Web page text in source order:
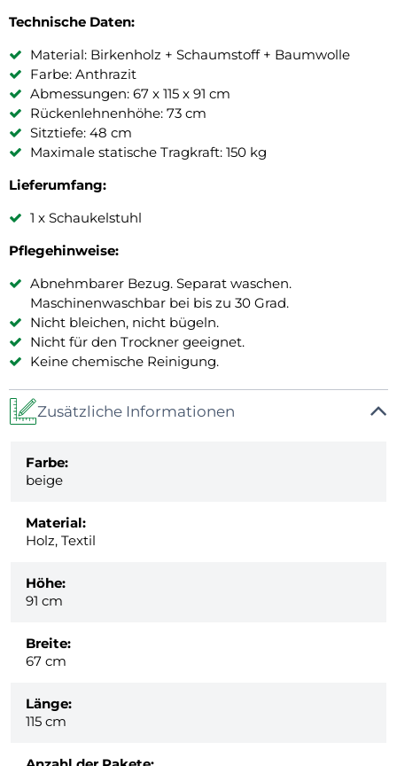
Technische Daten:
Material: Birkenholz + Schaumstoff + Baumwolle
Farbe: Anthrazit
Abmessungen: 67 x 115 x 91 cm
Rückenlehnenhöhe: 73 cm
Sitztiefe: 48 cm
Maximale statische Tragkraft: 150 kg
Lieferumfang:
1 x Schaukelstuhl
Pflegehinweise:
Abnehmbarer Bezug. Separat waschen.
Maschinenwaschbar bei bis zu 30 Grad.
Nicht bleichen, nicht bügeln.
Nicht für den Trockner geeignet.
Keine chemische Reinigung.
Zusätzliche Informationen
Farbe:
beige
Material:
Holz, Textil
Höhe:
91 cm
Breite:
67 cm
Länge:
115 cm